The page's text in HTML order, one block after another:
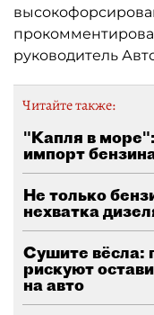
руководитель
Читайте также:
"Капля в
импорт
Не только
нехватка
Сушите вёсла:
рискуют
на авто